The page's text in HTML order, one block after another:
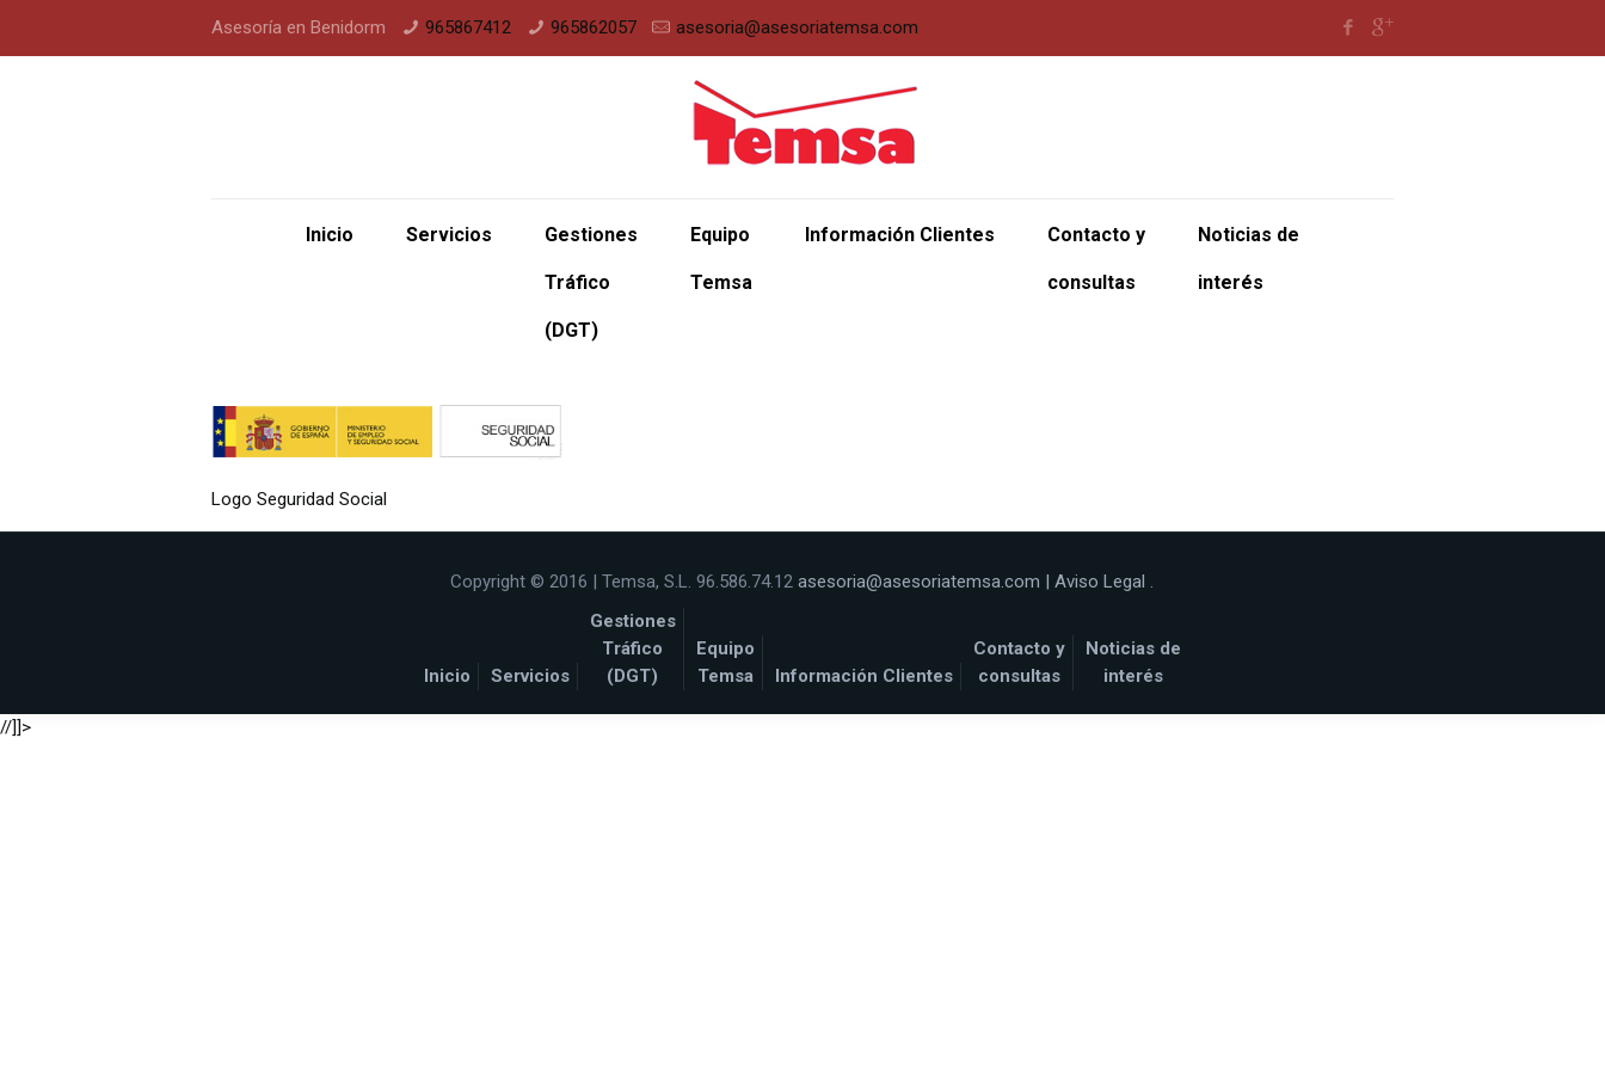
Asesoría en Benidorm 965867412 965862057 asesoria@asesoriatemsa.com
Inicio Servicios Gestiones
Tráfico
(DGT)
Equipo
Temsa
Información Clientes Contacto y
consultas
Noticias de
interés
Logo Seguridad Social
Copyright © 2016 | Temsa, S.L. 96.586.74.12asesoria@asesoriatemsa.com |Aviso Legal .
Inicio Servicios
Gestiones
Tráfico
(DGT)
Equipo
Temsa
Información Clientes
Contacto y
consultas
Noticias de
interés
//]]>